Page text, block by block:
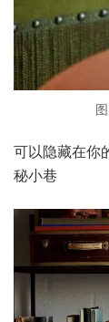
可以隐藏在你
秘小巷